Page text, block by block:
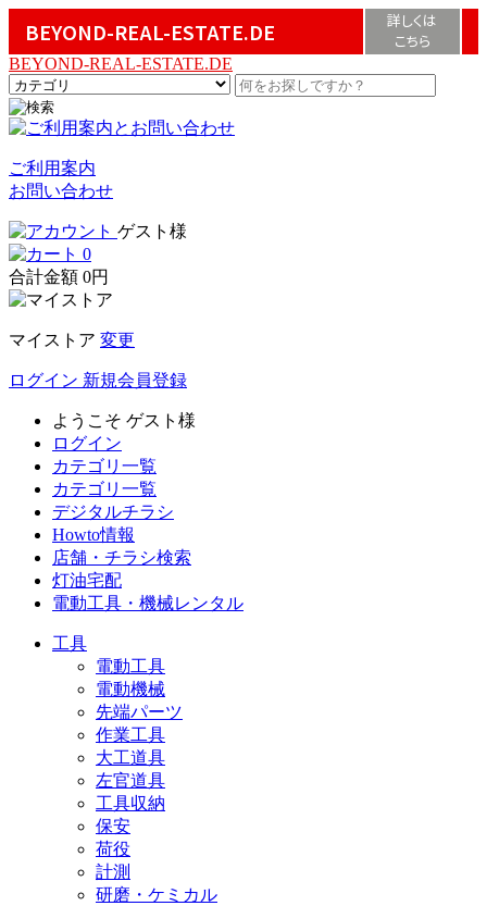
BEYOND-REAL-ESTATE.DE
詳しくは
こちら
BEYOND-REAL-ESTATE.DE
ご利用案内
お問い合わせ
ゲスト様
0
合計金額 0円
マイストア 変更
ログイン 新規会員登録
ようこそ ゲスト様
ログイン
カテゴリ一覧
カテゴリ一覧
デジタルチラシ
Howto情報
店舗・チラシ検索
灯油宅配
電動工具・機械レンタル
工具
電動工具
電動機械
先端パーツ
作業工具
大工道具
左官道具
工具収納
保安
荷役
計測
研磨・ケミカル